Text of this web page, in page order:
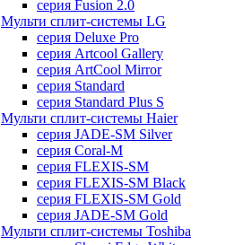
серия Fusion 2.0
Мульти сплит-системы LG
серия Deluxe Pro
серия Artcool Gallery
серия ArtCool Mirror
серия Standard
серия Standard Plus S
Мульти сплит-системы Haier
серия JADE-SM Silver
серия Coral-M
серия FLEXIS-SM
серия FLEXIS-SM Black
серия FLEXIS-SM Gold
серия JADE-SM Gold
Мульти сплит-системы Toshiba